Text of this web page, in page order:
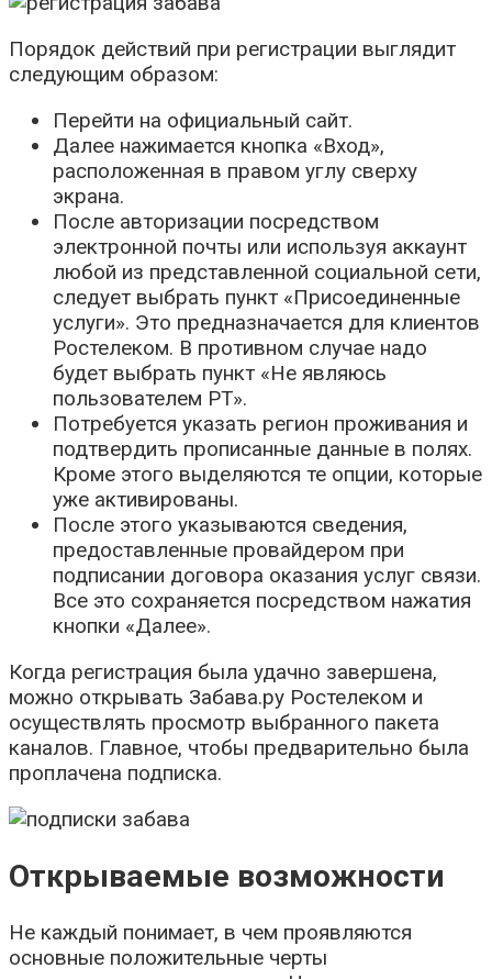
Порядок действий при регистрации выглядит
следующим образом:
Перейти на официальный сайт.
Далее нажимается кнопка «Вход»,
расположенная в правом углу сверху
экрана.
После авторизации посредством
электронной почты или используя аккаунт
любой из представленной социальной сети,
следует выбрать пункт «Присоединенные
услуги». Это предназначается для клиентов
Ростелеком. В противном случае надо
будет выбрать пункт «Не являюсь
пользователем РТ».
Потребуется указать регион проживания и
подтвердить прописанные данные в полях.
Кроме этого выделяются те опции, которые
уже активированы.
После этого указываются сведения,
предоставленные провайдером при
подписании договора оказания услуг связи.
Все это сохраняется посредством нажатия
кнопки «Далее».
Когда регистрация была удачно завершена,
можно открывать Забава.ру Ростелеком и
осуществлять просмотр выбранного пакета
каналов. Главное, чтобы предварительно была
проплачена подписка.
Открываемые возможности
Не каждый понимает, в чем проявляются
основные положительные черты